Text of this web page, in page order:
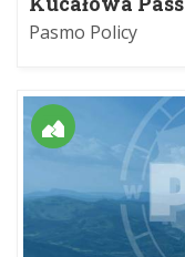
Pasmo Policy